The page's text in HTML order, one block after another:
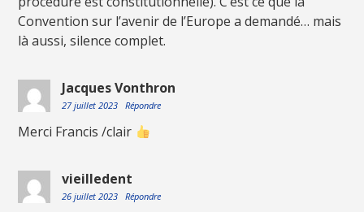
Convention sur l’avenir de l’Europe a demandé… mais
là aussi, silence complet.
Jacques Vonthron
27 juillet 2023 Répondre
Merci Francis /clair
vieilledent
26 juillet 2023 Répondre